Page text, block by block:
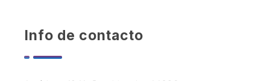
Info de contacto